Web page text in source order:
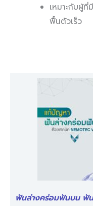
เหมาะกับผู้
ฟื้นตัวเร็ว
ฟันล่างคร่อมฟันบน ฟั